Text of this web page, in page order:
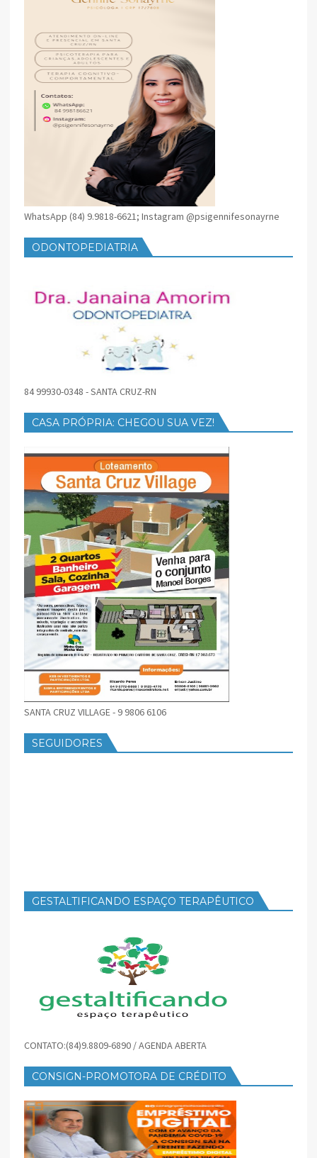
WhatsApp (84) 9.9818-6621; Instagram @psigennifesonayrne
ODONTOPEDIATRIA
84 99930-0348 - SANTA CRUZ-RN
CASA PRÓPRIA: CHEGOU SUA VEZ!
SANTA CRUZ VILLAGE - 9 9806 6106
SEGUIDORES
GESTALTIFICANDO ESPAÇO TERAPÊUTICO
CONTATO:(84)9.8809-6890 / AGENDA ABERTA
CONSIGN-PROMOTORA DE CRÉDITO